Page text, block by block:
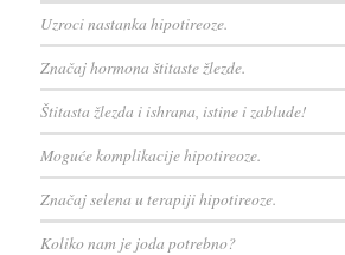
Uzroci nastanka hipotireoze.
Značaj hormona štitaste žlezde.
Štitasta žlezda i ishrana, istine i zablude!
Moguće komplikacije hipotireoze.
Značaj selena u terapiji hipotireoze.
Koliko nam je joda potrebno?